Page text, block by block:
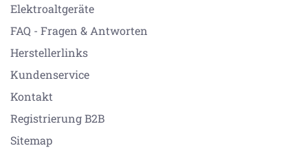
Elektroaltgeräte
FAQ - Fragen & Antworten
Herstellerlinks
Kundenservice
Kontakt
Registrierung B2B
Sitemap